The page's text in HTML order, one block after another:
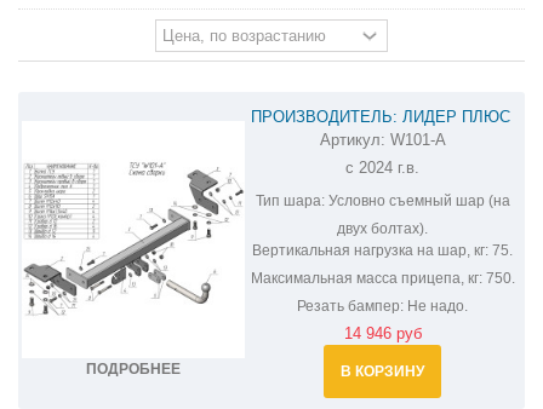
ПОДРОБНЕЕ
ПРОИЗВОДИТЕЛЬ: ЛИДЕР ПЛЮС
ФАРКОП НА WEY 07 W101-A
Артикул: W101-A
с 2024 г.в.
Тип шара:Условно съемный шар (на
двух болтах).
Вертикальная нагрузка на шар, кг: 75.
Максимальная масса прицепа, кг:750.
Резать бампер: Не надо.
14 946 руб
В КОРЗИНУ